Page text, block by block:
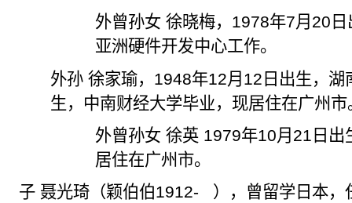
外曾孙女 徐晓梅， 1978年7月 20
亚洲硬件开发中心工作。
外孙 徐家瑜， 1948年12月 12 日出生，
生，中南财经大学毕业，现居住在广州市
外曾孙女 徐英1979年10月 21 日
居住在广州市。
子 聂光琦（颖伯伯1912- ），曾留学日本，